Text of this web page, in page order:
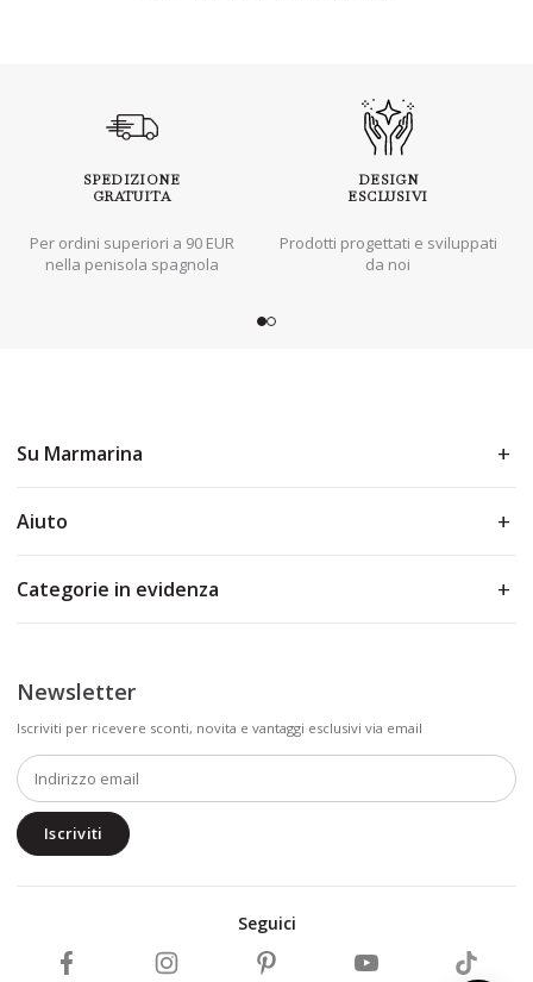
SPEDIZIONE
GRATUITA
Per ordini superiori a 90 EUR
nella penisola spagnola
DESIGN
ESCLUSIVI
Prodotti progettati e sviluppati
da noi
Su Marmarina
Aiuto
Categorie in evidenza
Newsletter
Iscriviti per ricevere sconti, novita e vantaggi esclusivi via email
Iscriviti
Seguici
Segui Marmarina su Facebook
Segui Marmarina su Instagram
Segui Marmarina su Pinterest
Segui Marmarina su
Segui